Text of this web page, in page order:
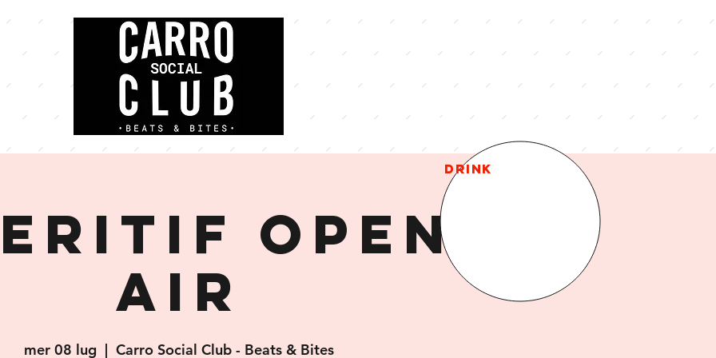
DRINK
OPEN
AIR
mer 08 lug
  |
Carro Social Club - Beats & Bites